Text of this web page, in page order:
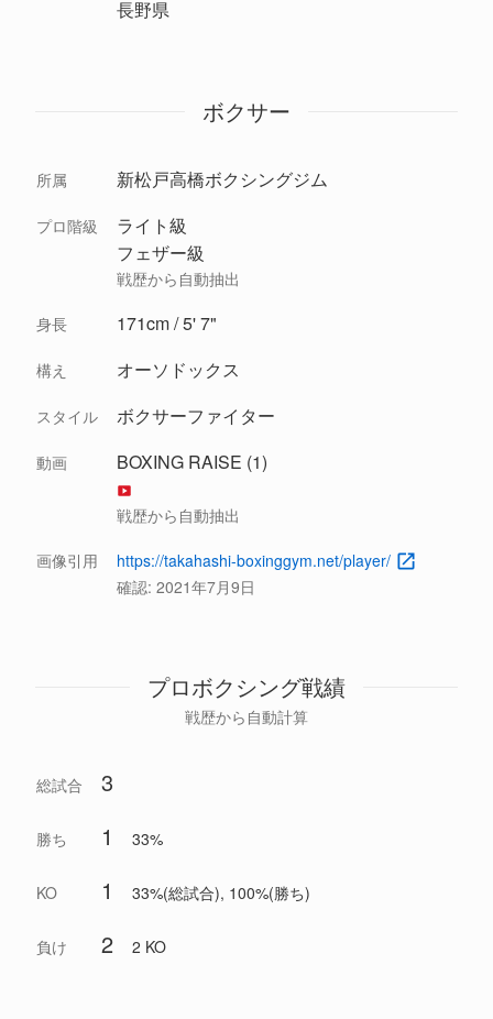
長野県
ボクサー
所属 新松戸高橋ボクシングジム
プロ階級
ライト級
フェザー級
戦歴から自動抽出
身長 171cm / 5' 7"
構え オーソドックス
スタイル ボクサーファイター
動画 BOXING RAISE (1)
戦歴から自動抽出
画像引用
https://takahashi-boxinggym.net/player/
確認: 2021年7月9日
プロボクシング戦績
戦歴から自動計算
総試合 3
勝ち 1 33%
KO 1 33%(総試合), 100%(勝ち)
負け 2 2 KO